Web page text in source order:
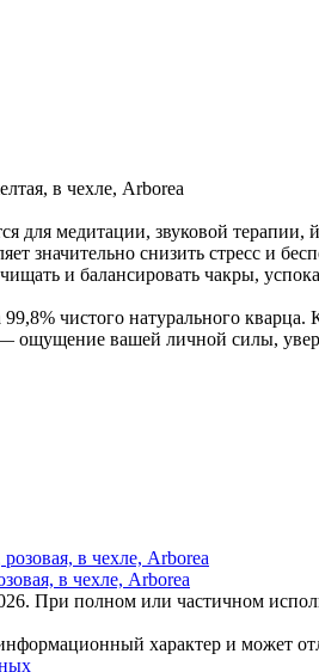
в чехле, Arborea
медитации, звуковой терапии,
значительно снизить стресс и
и балансировать чакры,
чистого натурального
ощущение вашей личной силы,
в чехле, Arborea
При полном или частичном
характер и может